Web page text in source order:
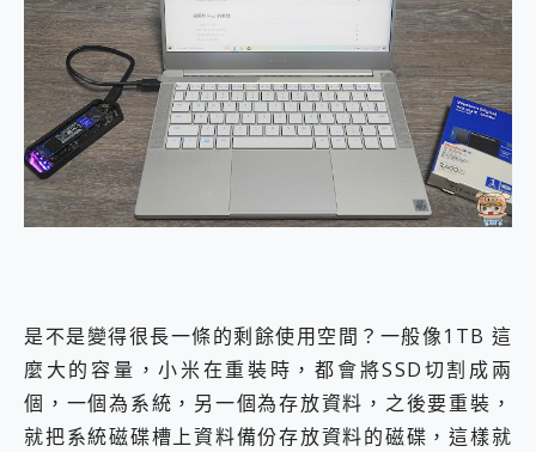
是不是變得很長一條的剩餘使用空間？一般像1TB 這
麼大的容量，小米在重裝時，都會將SSD切割成兩
個，一個為系統，另一個為存放資料，之後要重裝，
就把系統磁碟槽上資料備份存放資料的磁碟，這樣就